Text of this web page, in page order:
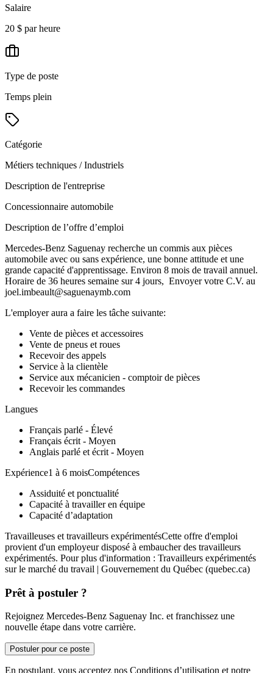
Salaire
20 $ par heure
Type de poste
Temps plein
Catégorie
Métiers techniques / Industriels
Description de l'entreprise
Concessionnaire automobile
Description de l’offre d’emploi
Mercedes-Benz Saguenay recherche un commis aux pièces
automobile avec ou sans expérience, une bonne attitude et une
grande capacité d'apprentissage. Environ 8 mois de travail annuel.
Horaire de 36 heures semaine sur 4 jours, Envoyer votre C.V. au
joel.imbeault@saguenaymb.com
L'employer aura a faire les tâche suivante:
Vente de pièces et accessoires
Vente de pneus et roues
Recevoir des appels
Service à la clientèle
Service aux mécanicien - comptoir de pièces
Recevoir les commandes
Langues
Français parlé - Élevé
Français écrit - Moyen
Anglais parlé et écrit - Moyen
Expérience1 à 6 moisCompétences
Assiduité et ponctualité
Capacité à travailler en équipe
Capacité d’adaptation
Travailleuses et travailleurs expérimentésCette offre d'emploi
provient d'un employeur disposé à embaucher des travailleurs
expérimentés. Pour plus d'information : Travailleurs expérimentés
sur le marché du travail | Gouvernement du Québec (quebec.ca)
Prêt à postuler ?
Rejoignez Mercedes-Benz Saguenay Inc. et franchissez une
nouvelle étape dans votre carrière.
Postuler pour ce poste
En postulant, vous acceptez nos Conditions d’utilisation et notre